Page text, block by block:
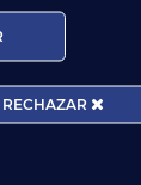
en mayo:
RECHAZAR